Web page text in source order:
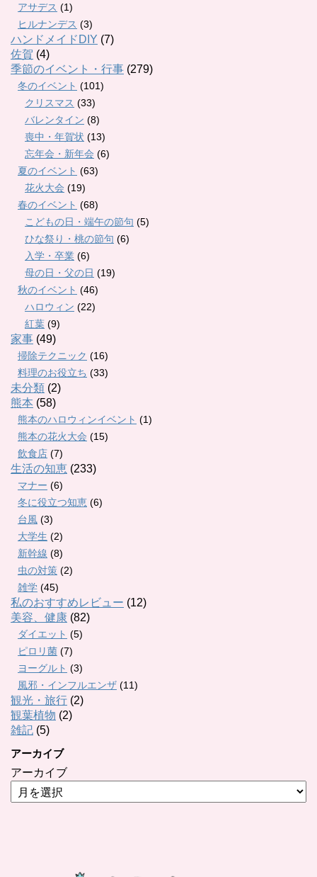
アサデス (1)
ヒルナンデス (3)
ハンドメイドDIY (7)
佐賀 (4)
季節のイベント・行事 (279)
冬のイベント (101)
クリスマス (33)
バレンタイン (8)
喪中・年賀状 (13)
忘年会・新年会 (6)
夏のイベント (63)
花火大会 (19)
春のイベント (68)
こどもの日・端午の節句 (5)
ひな祭り・桃の節句 (6)
入学・卒業 (6)
母の日・父の日 (19)
秋のイベント (46)
ハロウィン (22)
紅葉 (9)
家事 (49)
掃除テクニック (16)
料理のお役立ち (33)
未分類 (2)
熊本 (58)
熊本のハロウィンイベント (1)
熊本の花火大会 (15)
飲食店 (7)
生活の知恵 (233)
マナー (6)
冬に役立つ知恵 (6)
台風 (3)
大学生 (2)
新幹線 (8)
虫の対策 (2)
雑学 (45)
私のおすすめレビュー (12)
美容、健康 (82)
ダイエット (5)
ピロリ菌 (7)
ヨーグルト (3)
風邪・インフルエンザ (11)
観光・旅行 (2)
観葉植物 (2)
雑記 (5)
アーカイブ
アーカイブ